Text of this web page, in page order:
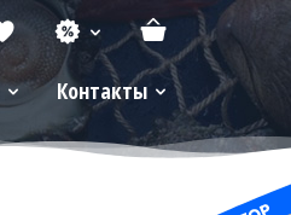
Контакты